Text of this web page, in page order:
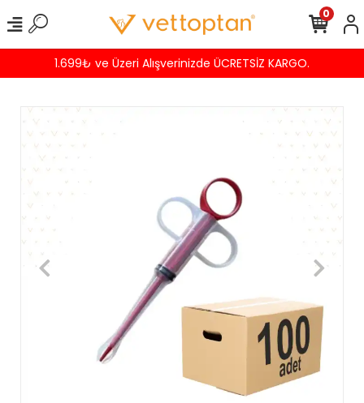
1.699₺ ve Üzeri Alışverinizde ÜCRETSİZ KARGO.
0